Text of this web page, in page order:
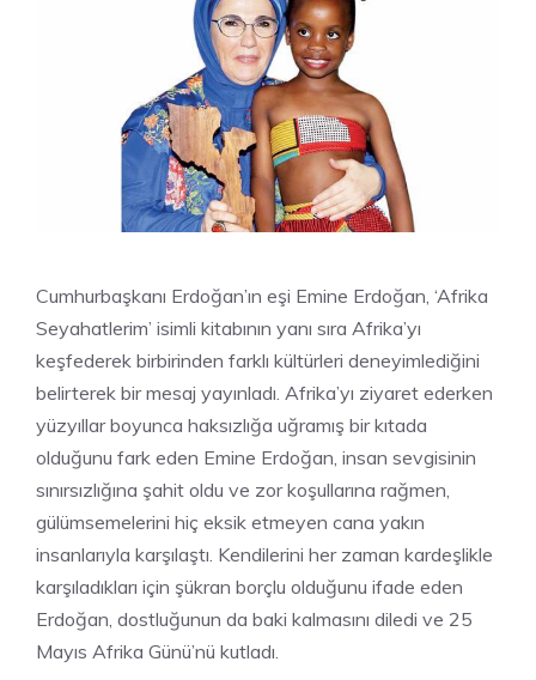
Cumhurbaşkanı Erdoğan’ın eşi Emine Erdoğan, ‘Afrika
Seyahatlerim’ isimli kitabının yanı sıra Afrika’yı
keşfederek birbirinden farklı kültürleri deneyimlediğini
belirterek bir mesaj yayınladı. Afrika’yı ziyaret ederken
yüzyıllar boyunca haksızlığa uğramış bir kıtada
olduğunu fark eden Emine Erdoğan, insan sevgisinin
sınırsızlığına şahit oldu ve zor koşullarına rağmen,
gülümsemelerini hiç eksik etmeyen cana yakın
insanlarıyla karşılaştı. Kendilerini her zaman kardeşlikle
karşıladıkları için şükran borçlu olduğunu ifade eden
Erdoğan, dostluğunun da baki kalmasını diledi ve 25
Mayıs Afrika Günü’nü kutladı.